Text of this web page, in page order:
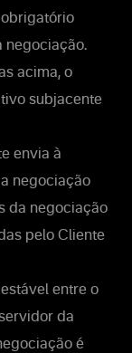
negociação.
acima, o
subjacente
envia à
negociação
da negociação
pelo Cliente
entre o
da
é